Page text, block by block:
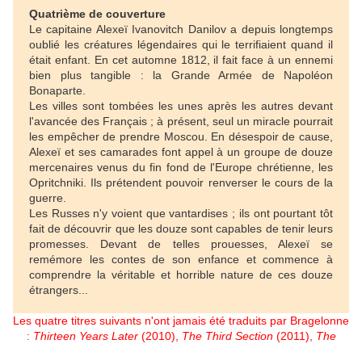
Quatrième de couverture
Le capitaine Alexeï Ivanovitch Danilov a depuis longtemps
oublié les créatures légendaires qui le terrifiaient quand il
était enfant. En cet automne 1812, il fait face à un ennemi
bien plus tangible : la Grande Armée de Napoléon
Bonaparte.
Les villes sont tombées les unes après les autres devant
l'avancée des Français ; à présent, seul un miracle pourrait
les empêcher de prendre Moscou. En désespoir de cause,
Alexeï et ses camarades font appel à un groupe de douze
mercenaires venus du fin fond de l'Europe chrétienne, les
Opritchniki. Ils prétendent pouvoir renverser le cours de la
guerre.
Les Russes n'y voient que vantardises ; ils ont pourtant tôt
fait de découvrir que les douze sont capables de tenir leurs
promesses. Devant de telles prouesses, Alexeï se
remémore les contes de son enfance et commence à
comprendre la véritable et horrible nature de ces douze
étrangers...
Les quatre titres suivants n'ont jamais été traduits par Bragelonne
: Thirteen Years Later(2010), The Third Section(2011), The